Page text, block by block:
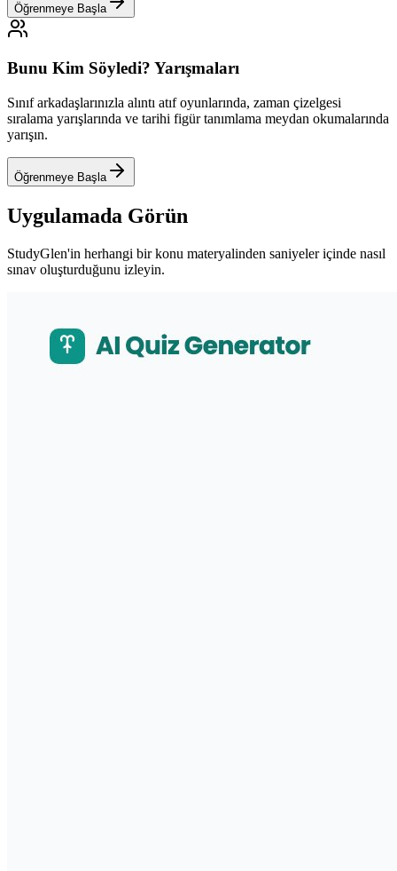
Öğrenmeye Başla
Bunu Kim Söyledi? Yarışmaları
Sınıf arkadaşlarınızla alıntı atıf oyunlarında, zaman çizelgesi
sıralama yarışlarında ve tarihi figür tanımlama meydan okumalarında
yarışın.
Öğrenmeye Başla
Uygulamada Görün
StudyGlen'in herhangi bir konu materyalinden saniyeler içinde nasıl
sınav oluşturduğunu izleyin.